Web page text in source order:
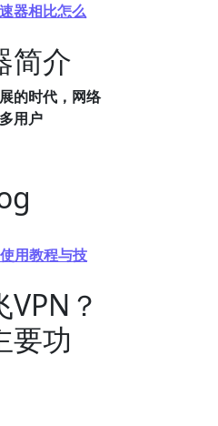
器相比怎么
简介
的时代，网络
用户
用教程与技
？
要功